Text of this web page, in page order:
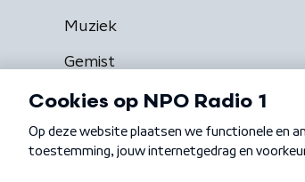
Muziek
Gemist
Algemene voorwaarden Privacybeleid